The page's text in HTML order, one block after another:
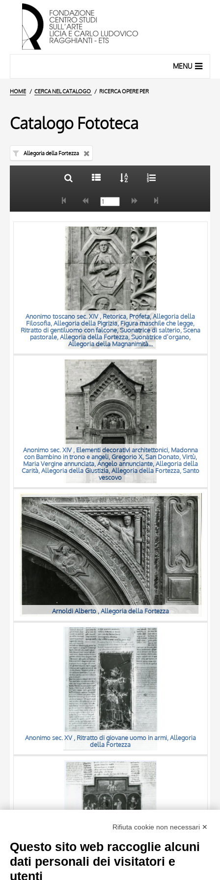
MENU
HOME CERCA NEL CATALOGO RICERCA OPERE PER
Catalogo Fototeca
Allegoria della Fortezza
AUTORE
OGGETTO
LOCALIZZAZIONE
DATA
20 RISULTATI
Anonimo toscano sec. XIV , Retorica, Profeta, Allegoria della
Filosofia, Allegoria della Pigrizia, Figura maschile che legge,
Ritratto di gentiluomo con falcone, Suonatrice di salterio, Scena
pastorale, Allegoria della Fortezza, Suonatrice d'organo,
Allegoria della Magnanimità...
Anonimo sec. XIV , Elementi decorativi architettonici, Madonna
con Bambino in trono e angeli, Gregorio X, San Donato, Virtù,
Maria Vergine annunciata, Angelo annunciante, Allegoria della
Carità, Allegoria della Giustizia, Allegoria della Fortezza, Santo
vescovo
Arnoldi Alberto , Allegoria della Fortezza
Anonimo sec. XV , Ritratto di giovane uomo in armi, Allegoria
della Fortezza
Anonimo sec. XV , Allegoria dell'Amore, Allegoria della
Sollecitudine, Allegoria della Perseveranza, Allegoria della
OGGETTO
LOCALIZZAZIONE
Rifiuta cookie non necessari ✕
Questo sito web raccoglie alcuni
dati personali dei visitatori e
utenti